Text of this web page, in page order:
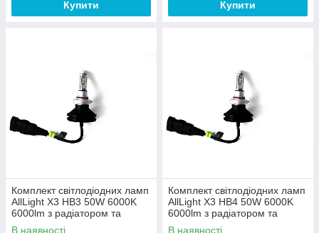
Купити Купити
Комплект світлодіодних ламп
AllLight X3 HB3 50W 6000K
6000lm з радіатором та
світлофільтрами
В наявності
Комплект світлодіодних ламп
AllLight X3 HB4 50W 6000K
6000lm з радіатором та
світлофільтрами
В наявності